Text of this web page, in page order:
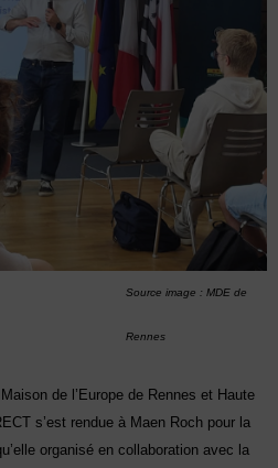
Source image : MDE de
Rennes
de l’Europe de Rennes et Haute
s’est rendue à Maen Roch pour la
organisé en collaboration avec la